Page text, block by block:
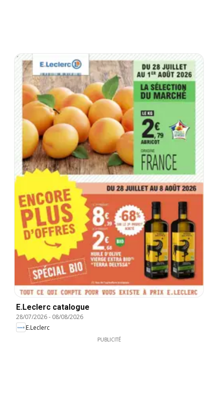
E.Leclerc catalogue
28/07/2026- 08/08/2026
E.Leclerc
PUBLICITÉ